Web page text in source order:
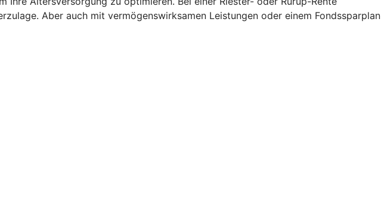
Aber auch mit vermögenswirksamen Leistungen oder einem Fondssparplan